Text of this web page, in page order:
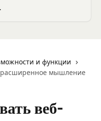
и функции
расширенное мышление
веб-